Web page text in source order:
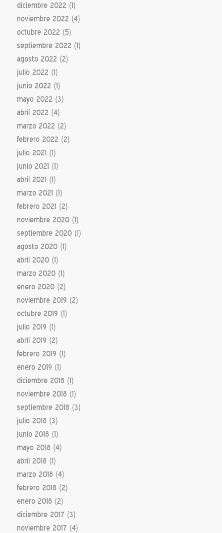
diciembre 2022 (1)
noviembre 2022 (4)
octubre 2022 (5)
septiembre 2022 (1)
agosto 2022 (2)
julio 2022 (1)
junio 2022 (1)
mayo 2022 (3)
abril 2022 (4)
marzo 2022 (2)
febrero 2022 (2)
julio 2021 (1)
junio 2021 (1)
abril 2021 (1)
marzo 2021 (1)
febrero 2021 (2)
noviembre 2020(1)
septiembre 2020(1)
agosto 2020(1)
abril 2020(1)
marzo 2020(1)
enero 2020(2)
noviembre 2019 (2)
octubre 2019 (1)
julio 2019 (1)
abril 2019 (2)
febrero 2019 (1)
enero 2019 (1)
diciembre 2018(1)
noviembre 2018(1)
septiembre 2018(3)
julio 2018(3)
junio 2018(1)
mayo 2018(4)
abril 2018(1)
marzo 2018(4)
febrero 2018(2)
enero 2018(2)
diciembre 2017 (3)
noviembre 2017 (4)